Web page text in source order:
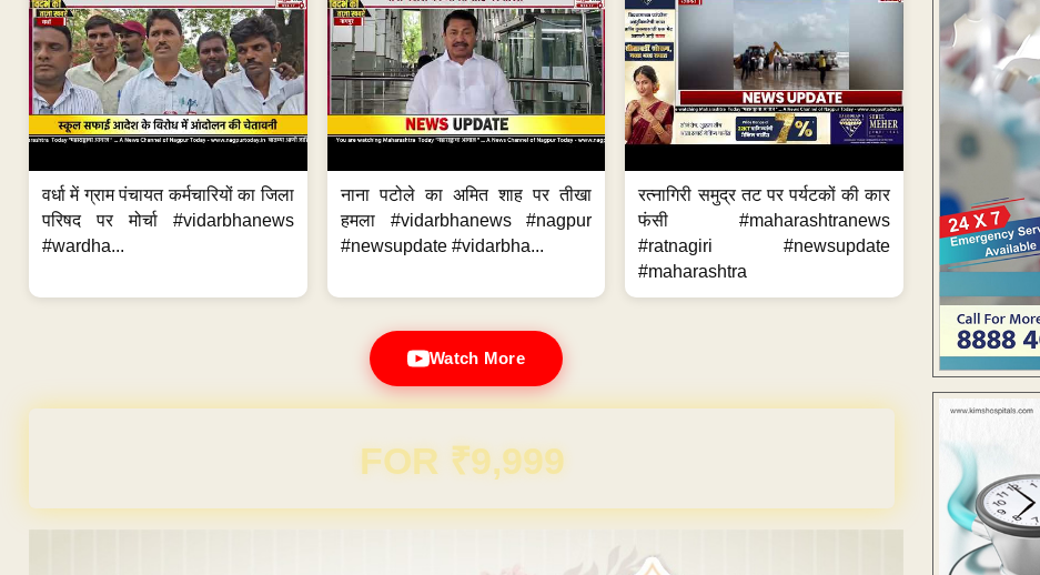
वर्धा में ग्राम पंचायत कर्मचारियों का जिला
परिषद पर मोर्चा #vidarbhanews
#wardha...
नाना पटोले का अमित शाह पर तीखा
हमला #vidarbhanews #nagpur
#newsupdate #vidarbha...
रत्नागिरी समुद्र तट पर पर्यटकों की कार
फंसी #maharashtranews
#ratnagiri #newsupdate
#maharashtra
Watch More
Domain & Hosting FREE for 1 Year